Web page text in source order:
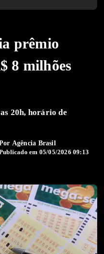
prêmio
8 milhões
20h, horário de
Agência Brasil
em 05/05/2026 09:13